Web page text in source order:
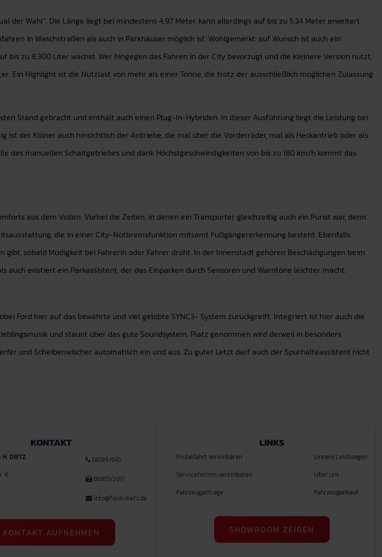
der Wahl“. Die Länge liegt bei mindestens 4,97 Meter, kann allerdings auf bis zu 5,34 Meter erweitert
in Waschstraßen als auch in Parkhäuser möglich ist. Wohlgemerkt: auf Wunsch ist auch ein
bis zu 8.300 Liter wächst. Wer hingegen das Fahren in der City bevorzugt und die kleinere Version nutzt,
Ein Highlight ist die Nutzlast von mehr als einer Tonne, die trotz der ausschließlich möglichen Zulassung
Stand gebracht und enthält auch einen Plug-In-Hybriden. In dieser Ausführung liegt die Leistung bei
ist der Kölner auch hinsichtlich der Antriebe, die mal über die Vorderräder, mal als Heckantrieb oder als
des manuellen Schaltgetriebes und dank Höchstgeschwindigkeiten von bis zu 180 km/h kommt das
aus dem Vollen. Vorbei die Zeiten, in denen ein Transporter gleichzeitig auch ein Purist war, denn
die in einer City-Notbremsfunktion mitsamt Fußgängererkennung besteht. Ebenfalls
sobald Müdigkeit bei Fahrerin oder Fahrer droht. In der Innenstadt gehören Beschädigungen beim
auch existiert ein Parkassistent, der das Einparken durch Sensoren und Warntöne leichter macht.
Ford hier auf das bewährte und viel gelobte SYNC3- System zurückgreift. Integriert ist hier auch die
und staunt über das gute Soundsystem. Platz genommen wird derweil in besonders
und Scheibenwischer automatisch ein und aus. Zu guter Letzt darf auch der Spurhalteassistent nicht
KONTAKT
DIETZ
4
06185/610
06185/2017
info@ford-dietz.de
KONTAKT AUFNEHMEN
LINKS
Probefahrt vereinbaren
Servicetermin vereinbaren
Fahrzeuganfrage
Unsere Leistungen
Über uns
Fahrzeugankauf
SHOWROOM ZEIGEN